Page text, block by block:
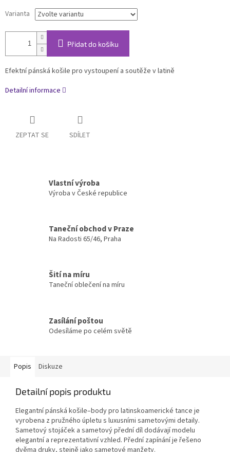
Varianta
Přidat do košíku
Efektní pánská košile pro vystoupení a soutěže v latině
Detailní informace
ZEPTAT SE SDÍLET
Vlastní výroba
Výroba v České republice
Taneční obchod v Praze
Na Radosti 65/46, Praha
Šití na míru
Taneční oblečení na míru
Zasílání poštou
Odesíláme po celém světě
Popis Diskuze
Detailní popis produktu
Elegantní pánská košile–body pro latinskoamerické tance je
vyrobena z pružného úpletu s luxusními sametovými detaily.
Sametový stojáček a sametový přední díl dodávají modelu
elegantní a reprezentativní vzhled. Přední zapínání je řešeno
dvěma druky, stejně jako sametové manžety.